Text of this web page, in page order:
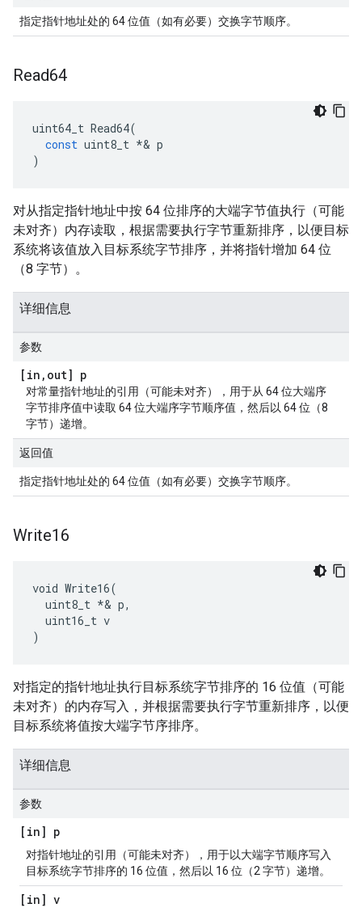
指定指针地址处的 64 位值（如有必要）交换字节顺序。
Read64
uint64_t Read64(
const uint8_t *& p
)
对从指定指针地址中按 64 位排序的大端字节值执行（可能
未对齐）内存读取，根据需要执行字节重新排序，以便目标
系统将该值放入目标系统字节排序，并将指针增加 64 位
（8 字节）。
详细信息
参数
[in , out] p
对常量指针地址的引用（可能未对齐），用于从 64 位大端序
字节排序值中读取 64 位大端序字节顺序值，然后以 64 位（8
字节）递增。
返回值
指定指针地址处的 64 位值（如有必要）交换字节顺序。
Write16
void Write16(
  uint8_t *& p,
  uint16_t v
)
对指定的指针地址执行目标系统字节排序的 16 位值（可能
未对齐）的内存写入，并根据需要执行字节重新排序，以便
目标系统将值按大端字节序排序。
详细信息
参数
[in] p
对指针地址的引用（可能未对齐），用于以大端字节顺序写入
目标系统字节排序的 16 位值，然后以 16 位（2 字节）递增。
[in] v